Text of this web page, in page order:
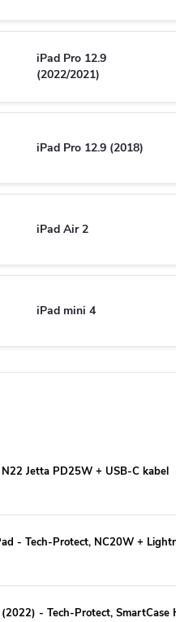
iPad Pro 12.9
(2022/2021)
iPad Pro 12.9 (2018)
iPad Air 2
iPad mini 4
Jetta PD25W + USB-C kabel
- Tech-Protect, NC20W +
- Tech-Protect, SmartCase